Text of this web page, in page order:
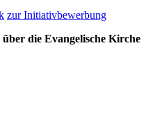
zur Initiativbewerbung
die Evangelische Kirche